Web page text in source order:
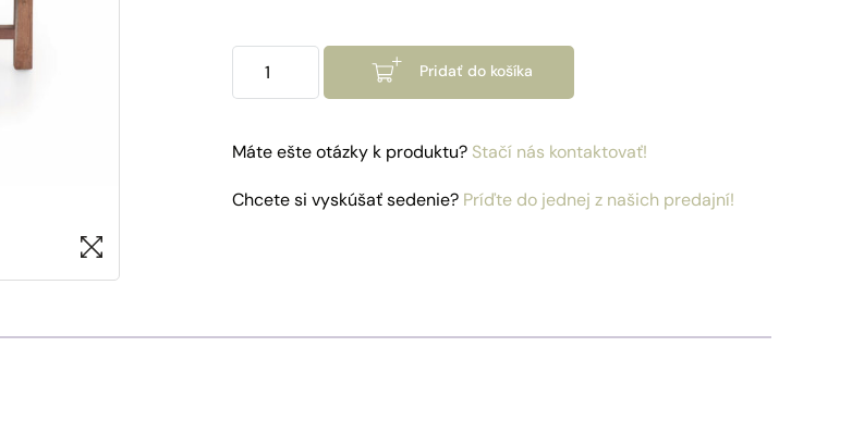
stromu
Pridať do košíka
Máte ešte otázky k produktu? Stačí nás kontaktovať!
Chcete si vyskúšať sedenie? Príďte do jednej z našich predajní!